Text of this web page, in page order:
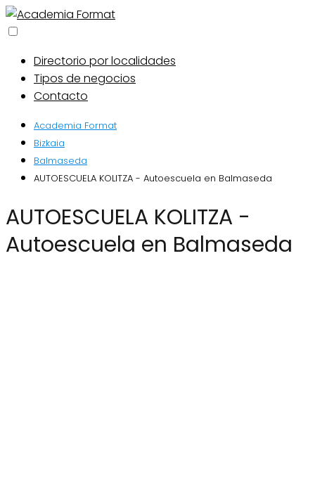
Directorio por localidades
Tipos de negocios
Contacto
Academia Format
Bizkaia
Balmaseda
AUTOESCUELA KOLITZA - Autoescuela en Balmaseda
AUTOESCUELA KOLITZA -
Autoescuela en Balmaseda